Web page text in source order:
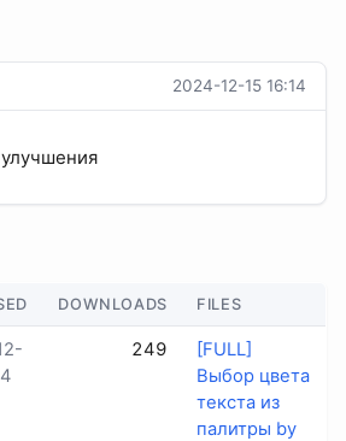
2024-12-15 16:14
DOWNLOADS FILES
249
[FULL]
Выбор цвета
текста из
палитры by